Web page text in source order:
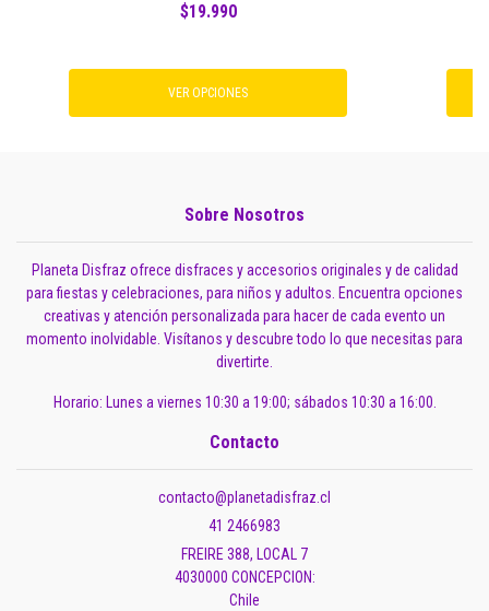
$19.990
VER OPCIONES
Sobre Nosotros
Planeta Disfraz ofrece disfraces y accesorios originales y de calidad
para fiestas y celebraciones, para niños y adultos. Encuentra opciones
creativas y atención personalizada para hacer de cada evento un
momento inolvidable. Visítanos y descubre todo lo que necesitas para
divertirte.
Horario: Lunes a viernes 10:30 a 19:00; sábados 10:30 a 16:00.
Contacto
contacto@planetadisfraz.cl
41 2466983
FREIRE 388, LOCAL 7
4030000 CONCEPCION:
Chile